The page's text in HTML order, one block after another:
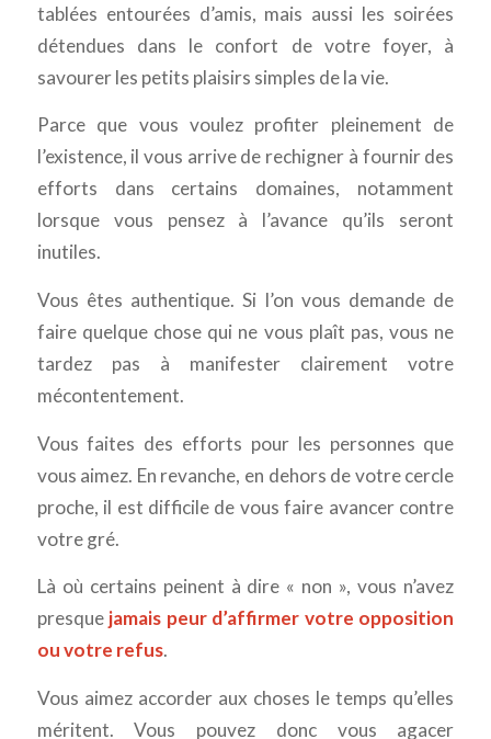
tablées entourées d’amis, mais aussi les soirées
détendues dans le confort de votre foyer, à
savourer les petits plaisirs simples de la vie.
Parce que vous voulez profiter pleinement de
l’existence, il vous arrive de rechigner à fournir des
efforts dans certains domaines, notamment
lorsque vous pensez à l’avance qu’ils seront
inutiles.
Vous êtes authentique. Si l’on vous demande de
faire quelque chose qui ne vous plaît pas, vous ne
tardez pas à manifester clairement votre
mécontentement.
Vous faites des efforts pour les personnes que
vous aimez. En revanche, en dehors de votre cercle
proche, il est difficile de vous faire avancer contre
votre gré.
Là où certains peinent à dire « non », vous n’avez
presque jamais peur d’affirmer votre opposition
ou votre refus.
Vous aimez accorder aux choses le temps qu’elles
méritent. Vous pouvez donc vous agacer